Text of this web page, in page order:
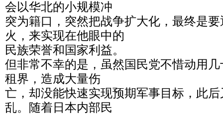
会以华北的小规模冲
突为籍口，突然把战争扩大化，最终是
火，来实现在他眼中的
民族荣誉和国家利益。
但非常不幸的是，虽然国民党不惜动用
租界，造成大量伤
亡，却没能快速实现预期军事目标，此
乱。随着日本内部民